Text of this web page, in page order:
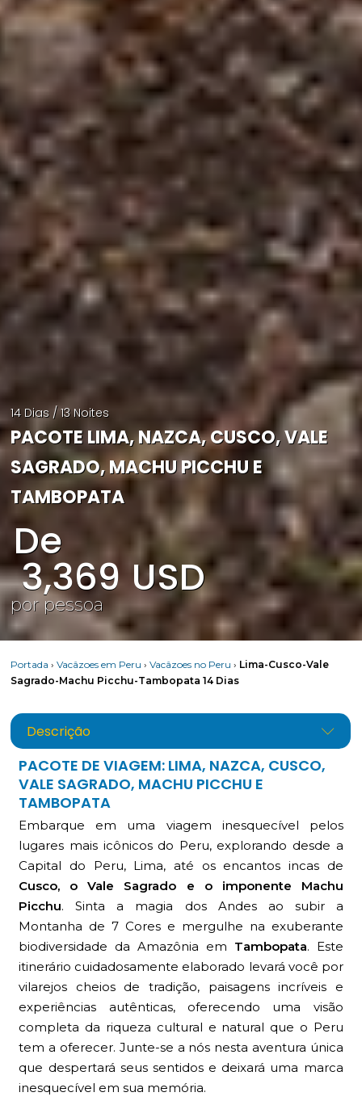
14 Dias / 13 Noites
PACOTE LIMA, NAZCA, CUSCO, VALE
SAGRADO, MACHU PICCHU E
TAMBOPATA
De
3,369 USD
por pessoa
Portada ›Vacâzoes em Peru ›Vacâzoes no Peru › Lima-Cusco-Vale
Sagrado-Machu Picchu-Tambopata 14 Dias
Descrição
PACOTE DE VIAGEM: LIMA, NAZCA, CUSCO,
VALE SAGRADO, MACHU PICCHU E
TAMBOPATA
Embarque em uma viagem inesquecível pelos
lugares mais icônicos do Peru, explorando desde a
Capital do Peru, Lima, até os encantos incas de
Cusco, o Vale Sagrado e o imponente Machu
Picchu. Sinta a magia dos Andes ao subir a
Montanha de 7 Cores e mergulhe na exuberante
biodiversidade da Amazônia em Tambopata. Este
itinerário cuidadosamente elaborado levará você por
vilarejos cheios de tradição, paisagens incríveis e
experiências autênticas, oferecendo uma visão
completa da riqueza cultural e natural que o Peru
tem a oferecer. Junte-se a nós nesta aventura única
que despertará seus sentidos e deixará uma marca
inesquecível em sua memória.